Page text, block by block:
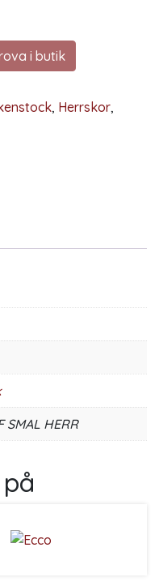
i butik
, Herrskor,
SMAL HERR